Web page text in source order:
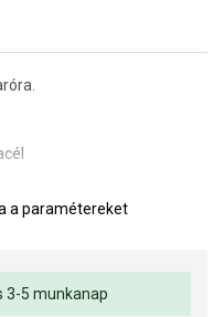
a paramétereket
3-5 munkanap